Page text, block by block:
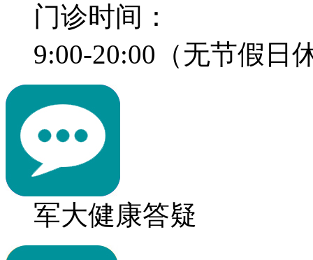
门诊时间：
9:00-20:00（无节假日
军大健康答疑